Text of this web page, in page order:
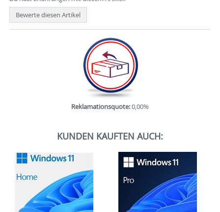
Bewerte diesen Artikel
Reklamationsquote:0,00%
KUNDEN KAUFTEN AUCH: